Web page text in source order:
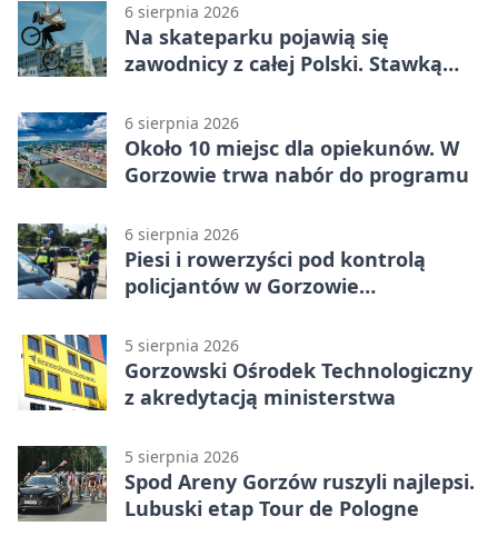
6 sierpnia 2026
Na skateparku pojawią się
zawodnicy z całej Polski. Stawką
6 sierpnia 2026
Około 10 miejsc dla opiekunów. W
Gorzowie trwa nabór do programu
6 sierpnia 2026
Piesi i rowerzyści pod kontrolą
policjantów w Gorzowie
5 sierpnia 2026
Gorzowski Ośrodek Technologiczny
z akredytacją ministerstwa
5 sierpnia 2026
Spod Areny Gorzów ruszyli najlepsi.
Lubuski etap Tour de Pologne